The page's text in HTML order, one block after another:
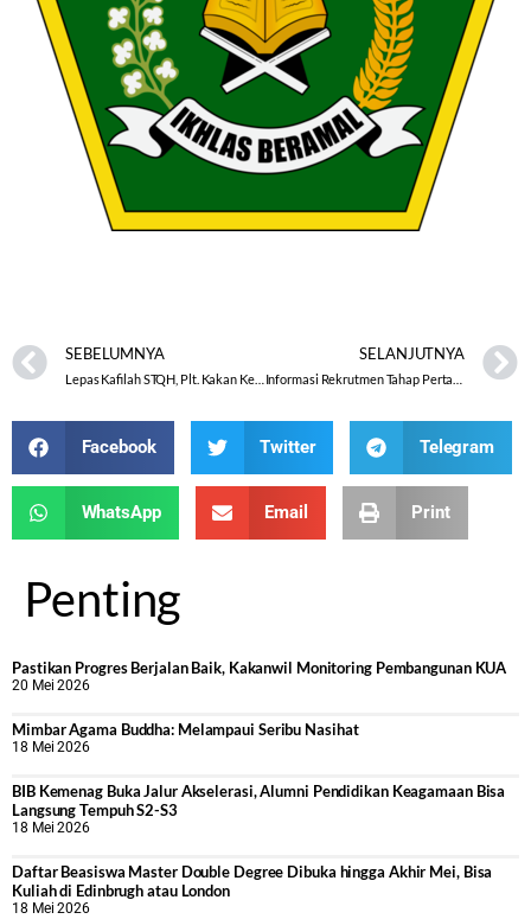
SEBELUMNYA
Lepas Kafilah STQH, Plt. Kakan Kemenag Pati : Tunjukan Kemampuan Terbaik
SELANJUTNYA
Facebook Twitter Telegram
WhatsApp Email Print
Penting
Pastikan Progres Berjalan Baik, Kakanwil Monitoring Pembangunan KUA
20 Mei 2026
Mimbar Agama Buddha: Melampaui Seribu Nasihat
18 Mei 2026
BIB Kemenag Buka Jalur Akselerasi, Alumni Pendidikan Keagamaan Bisa
Langsung Tempuh S2-S3
18 Mei 2026
Daftar Beasiswa Master Double Degree Dibuka hingga Akhir Mei, Bisa
Kuliah di Edinbrugh atau London
18 Mei 2026